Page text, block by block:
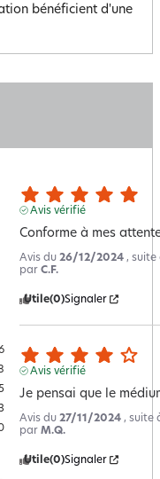
bénéficient d'une
Avis vérifié
Conforme à mes
Avis du 26/12/2024 , suite
par C.F.
Utile(0)Signaler
Avis vérifié
Je pensai que le
Avis du 27/11/2024 , suite
par M.Q.
Utile(0)Signaler